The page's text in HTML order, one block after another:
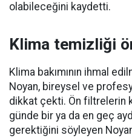
olabileceğini kaydetti.
Klima temizliği
Klima bakımının ihmal
Noyan, bireysel ve
dikkat çekti. Ön filtrelerin
günde bir ya da en geç
gerektiğini söyleyen